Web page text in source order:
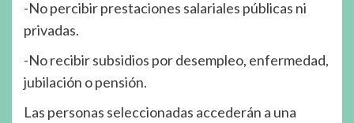
-No percibir prestaciones salariales públicas ni
privadas.
-No recibir subsidios por desempleo, enfermedad,
jubilación o pensión.
Las personas seleccionadas accederán a una